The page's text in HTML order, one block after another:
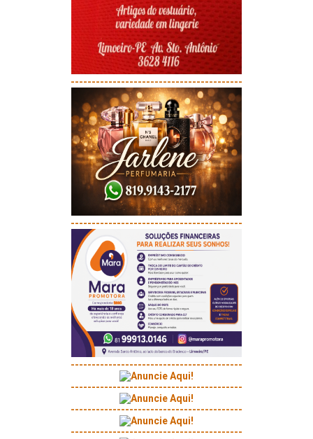
-----------------------------------------
-----------------------------------------
-----------------------------------------
-----------------------------------------
-----------------------------------------
-----------------------------------------